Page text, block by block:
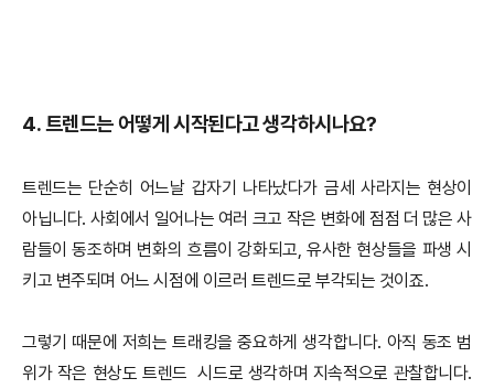
4. 트렌드는 어떻게 시작된다고 생각하시나요?
트렌드는 단순히 어느날 갑자기 나타났다가 금세 사라지는 현상이
아닙니다. 사회에서 일어나는 여러 크고 작은 변화에 점점 더 많은 사
람들이 동조하며 변화의 흐름이 강화되고, 유사한 현상들을 파생 시
키고 변주되며 어느 시점에 이르러 트렌드로 부각되는 것이죠.
그렇기 때문에 저희는 트래킹을 중요하게 생각합니다. 아직 동조 범
위가 작은 현상도 트렌드 시드로 생각하며 지속적으로 관찰합니다.